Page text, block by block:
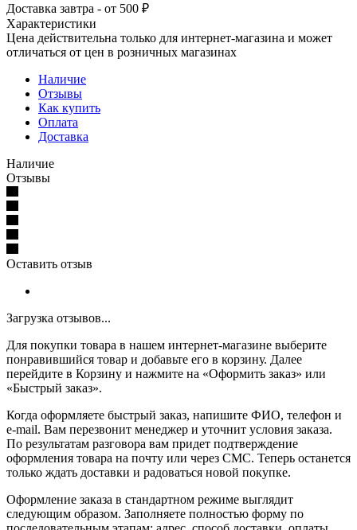
Доставка завтра - от 500 ₽
Характеристики
Цена действительна только для интернет-магазина и может
отличаться от цен в розничных магазинах
Наличие
Отзывы
Как купить
Оплата
Доставка
Наличие
Отзывы
Оставить отзыв
Загрузка отзывов...
Для покупки товара в нашем интернет-магазине выберите
понравившийся товар и добавьте его в корзину. Далее
перейдите в Корзину и нажмите на «Оформить заказ» или
«Быстрый заказ».
Когда оформляете быстрый заказ, напишите ФИО, телефон и
e-mail. Вам перезвонит менеджер и уточнит условия заказа.
По результатам разговора вам придет подтверждение
оформления товара на почту или через СМС. Теперь останется
только ждать доставки и радоваться новой покупке.
Оформление заказа в стандартном режиме выглядит
следующим образом. Заполняете полностью форму по